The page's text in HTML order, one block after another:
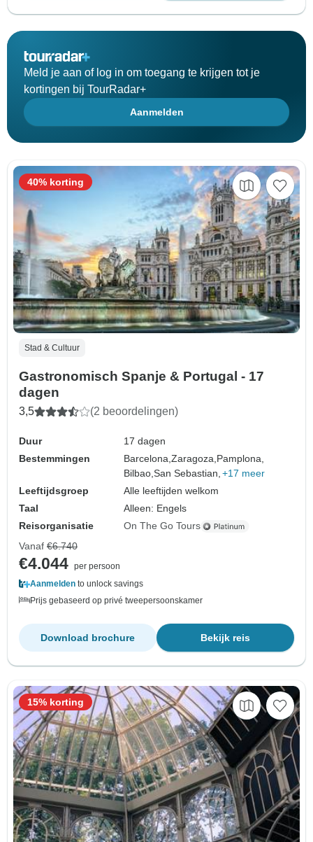
Meld je aan of log in om toegang te krijgen tot je
kortingen bij TourRadar+
Aanmelden
Stad & Cultuur
Gastronomisch Spanje & Portugal - 17
dagen
3,5 (2 beoordelingen)
Duur
17 dagen
Bestemmingen
Barcelona,Zaragoza,Pamplona,
Bilbao,San Sebastian, +17 meer
Leeftijdsgroep
Alle leeftijden welkom
Taal
Alleen: Engels
Reisorganisatie
On The Go Tours
40% korting
Vanaf €6.740
€4.044 per persoon
Aanmelden to unlock savings
Prijs gebaseerd op privé tweepersoonskamer
Bekijk reis
Download brochure
15% korting